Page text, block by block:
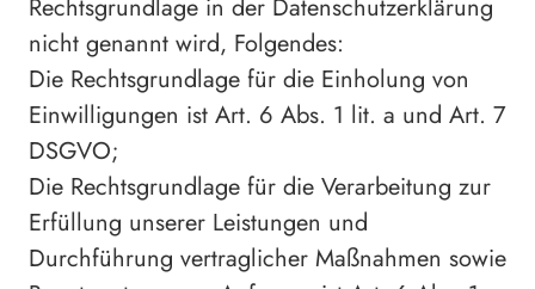
Rechtsgrundlage in der Datenschutzerklärung
nicht genannt wird, Folgendes:
Die Rechtsgrundlage für die Einholung von
Einwilligungen ist Art. 6 Abs. 1 lit. a und Art. 7
DSGVO;
Die Rechtsgrundlage für die Verarbeitung zur
Erfüllung unserer Leistungen und
Durchführung vertraglicher Maßnahmen sowie